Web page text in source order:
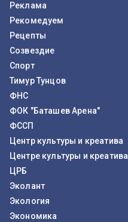
Реклама
Рекомедуем
Рецепты
Созвездие
Спорт
Тимур Тунцов
ФНС
ФОК "Баташев Арена"
ФССП
Центр культуры и креатива
Центре культуры и креатива
ЦРБ
Эколант
Экология
Экономика